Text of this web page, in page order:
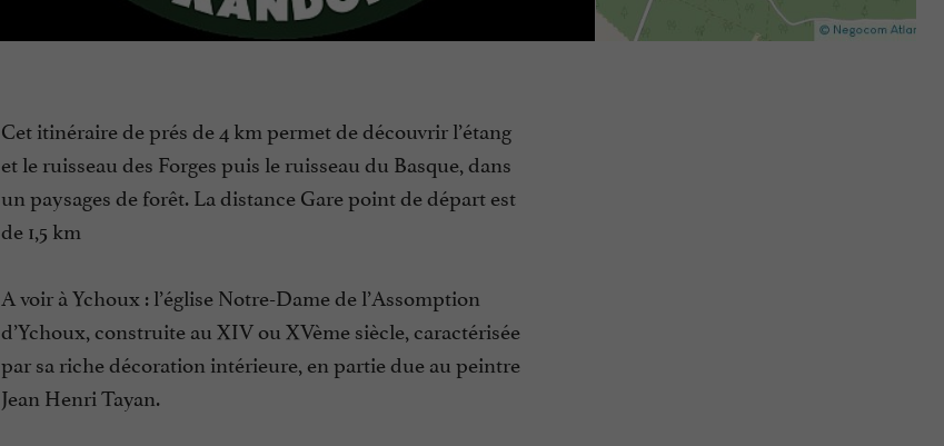
Cet itinéraire de prés de 4 km permet de découvrir l’étang
et le ruisseau des Forges puis le ruisseau du Basque, dans
un paysages de forêt. La distance Gare point de départ est
de 1,5 km
A voir à Ychoux : l’église Notre-Dame de l’Assomption
d’Ychoux, construite au XIV ou XVème siècle, caractérisée
par sa riche décoration intérieure, en partie due au peintre
Jean Henri Tayan.